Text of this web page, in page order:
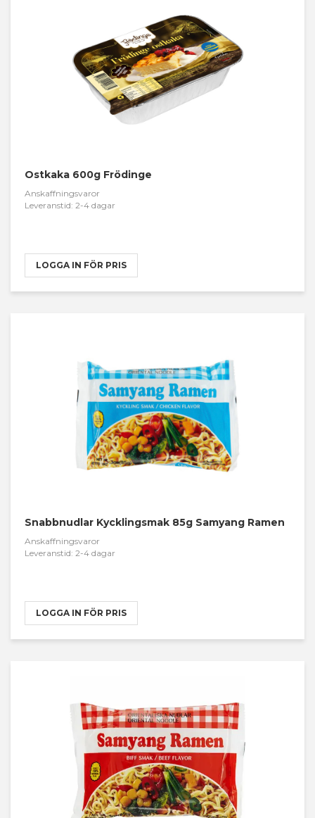
Ostkaka 600g Frödinge
Anskaffningsvaror
Leveranstid: 2-4 dagar
LOGGA IN FÖR PRIS
Snabbnudlar Kycklingsmak 85g Samyang Ramen
Anskaffningsvaror
Leveranstid: 2-4 dagar
LOGGA IN FÖR PRIS